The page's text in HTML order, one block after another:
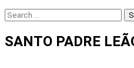
Search
for:
SANTO PADRE